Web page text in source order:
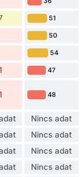
51
50
54
47
48
Nincs adat
Nincs adat
Nincs adat
Nincs adat